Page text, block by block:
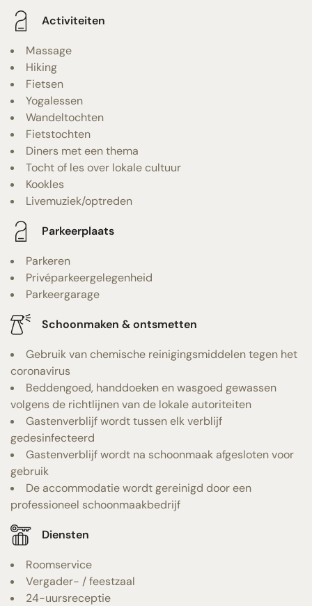
Activiteiten
Massage
Hiking
Fietsen
Yogalessen
Wandeltochten
Fietstochten
Diners met een thema
Tocht of les over lokale cultuur
Kookles
Livemuziek/optreden
Parkeerplaats
Parkeren
Privéparkeergelegenheid
Parkeergarage
Schoonmaken & ontsmetten
Gebruik van chemische reinigingsmiddelen tegen het
coronavirus
Beddengoed, handdoeken en wasgoed gewassen
volgens de richtlijnen van de lokale autoriteiten
Gastenverblijf wordt tussen elk verblijf
gedesinfecteerd
Gastenverblijf wordt na schoonmaak afgesloten voor
gebruik
De accommodatie wordt gereinigd door een
professioneel schoonmaakbedrijf
Diensten
Roomservice
Vergader- / feestzaal
24-uursreceptie